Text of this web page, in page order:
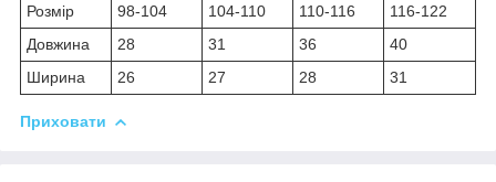
Розмір 98-104 104-110 110-116
116-122
Довжина
28 31 36
40
Ширина
26 27 28 31
Приховати